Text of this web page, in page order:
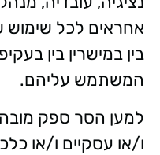
אחראים לכל
בין במישרין בין
המשתמש עליהם.
למען הסר ספק
ו/או עסקיים ו/או